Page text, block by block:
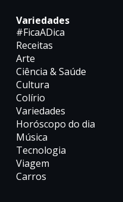
Variedades
#FicaADica
Receitas
Arte
Ciência & Saúde
Cultura
Colírio
Variedades
Horóscopo do dia
Música
Tecnologia
Viagem
Carros